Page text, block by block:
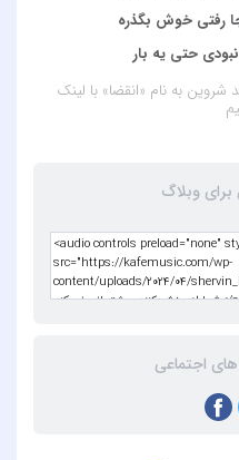
رفتی خوش بگذره
حتی یه بار
به نام «انقضا»با لینک
وبلاگ
اجتماعی